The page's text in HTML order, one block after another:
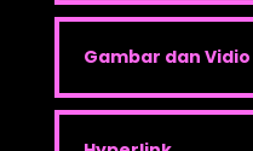
Gambar dan Vidio